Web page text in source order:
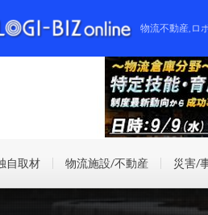
物流不動産,ロ
自取材 物流施設/不動産 災害/